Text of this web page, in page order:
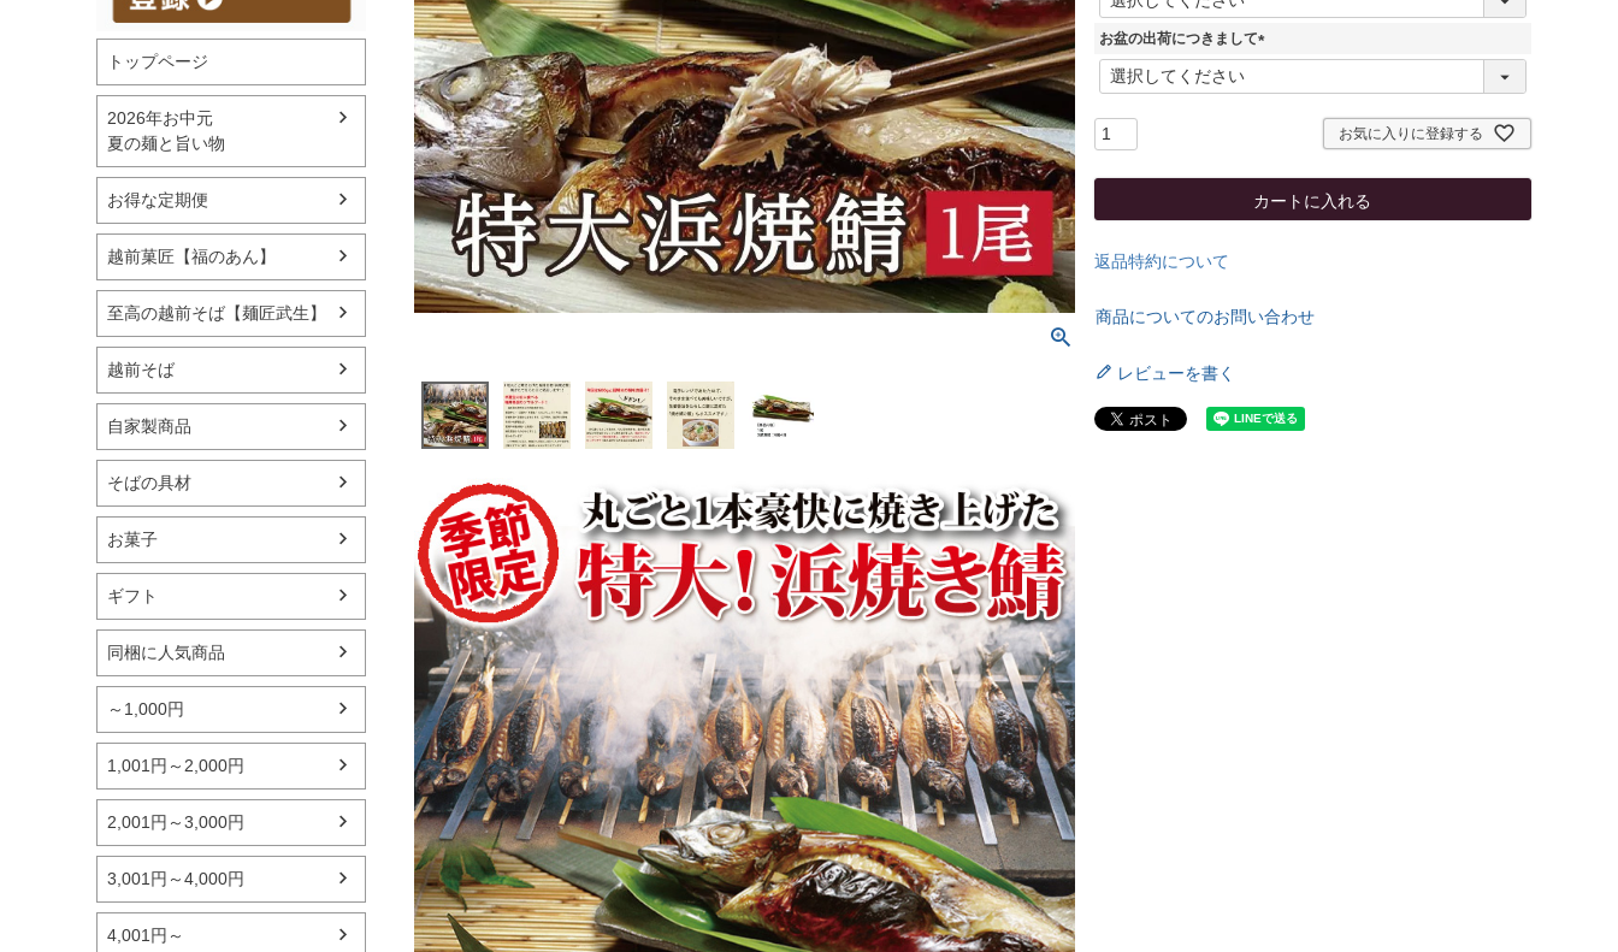
トップページ
2026年お中元
夏の麺と旨い物
お得な定期便
越前菓匠【福のあん】
至高の越前そば【麺匠武生】
越前そば
自家製商品
そばの具材
お菓子
ギフト
同梱に人気商品
～1,000円
1,001円～2,000円
2,001円～3,000円
3,001円～4,000円
4,001円～
お盆の出荷につきまして
(
お気に入りに登録する
カートに入れる
返品特約について
商品についてのお問い合わせ
レビューを書く